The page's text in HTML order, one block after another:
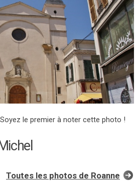
Soyez le premier à noter cette photo !
Toutes les photos de Roanne